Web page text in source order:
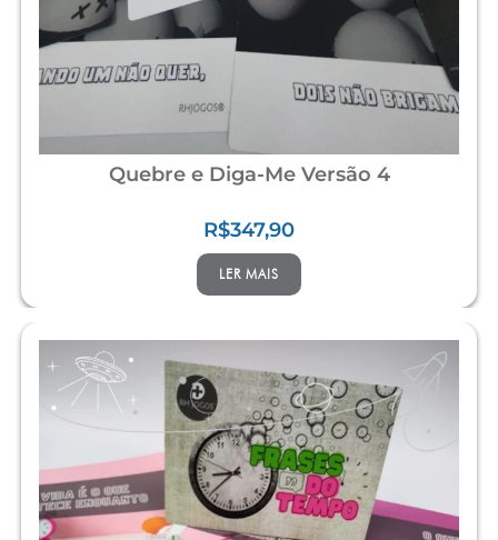
Quebre e Diga-Me Versão 4
R$347,90
LER MAIS